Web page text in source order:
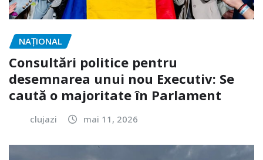
NAŢIONAL
Consultări politice pentru
desemnarea unui nou Executiv: Se
caută o majoritate în Parlament
clujazi mai 11, 2026